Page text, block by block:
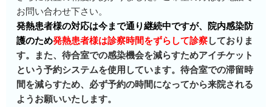
お問い合わせ下さい。
発熱患者様の対応は今まで通り継続中ですが、院内感染防
護のため発熱患者様は診察時間をずらして診察しておりま
す。また、待合室での感染機会を減らすためアイチケット
という予約システムを使用しています。待合室での滞留時
間を減らすため、必ず予約の時間になってから来院される
ようお願いいたします。